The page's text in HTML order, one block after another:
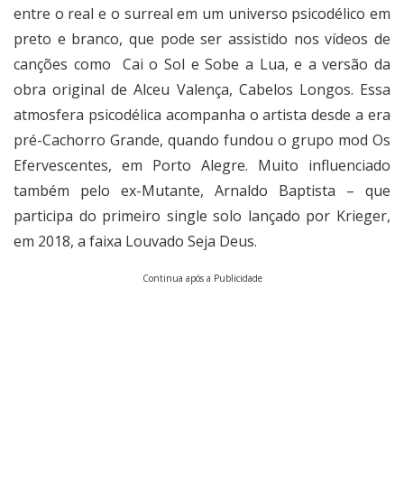
entre o real e o surreal em um universo psicodélico em
preto e branco, que pode ser assistido nos vídeos de
canções como Cai o Sol e Sobe a Lua, e a versão da
obra original de Alceu Valença, Cabelos Longos. Essa
atmosfera psicodélica acompanha o artista desde a era
pré-Cachorro Grande, quando fundou o grupo mod Os
Efervescentes, em Porto Alegre. Muito influenciado
também pelo ex-Mutante, Arnaldo Baptista – que
participa do primeiro single solo lançado por Krieger,
em 2018, a faixa Louvado Seja Deus.
Continua após a Publicidade